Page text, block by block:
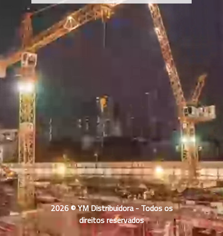
2026 © YM Distribuidora - Todos os
direitos reservados